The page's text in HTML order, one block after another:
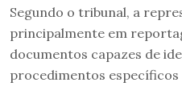
Segundo o tribunal, a
principalmente em
documentos capazes de
procedimentos específicos